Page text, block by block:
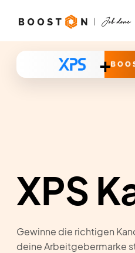
+
XPS
Gewinne die richtigen
deine Arbeitgebermarke